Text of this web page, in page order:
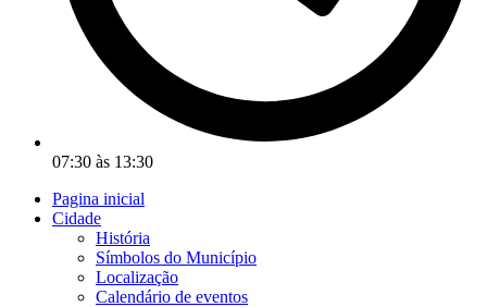
07:30 às 13:30
Pagina inicial
Cidade
História
Símbolos do Município
Localização
Calendário de eventos